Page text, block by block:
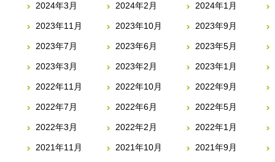
2024年3月 2024年2月 2024年1月
2023年11月 2023年10月 2023年9月
2023年7月 2023年6月 2023年5月
2023年3月 2023年2月 2023年1月
2022年11月 2022年10月 2022年9月
2022年7月 2022年6月 2022年5月
2022年3月 2022年2月 2022年1月
2021年11月 2021年10月 2021年9月